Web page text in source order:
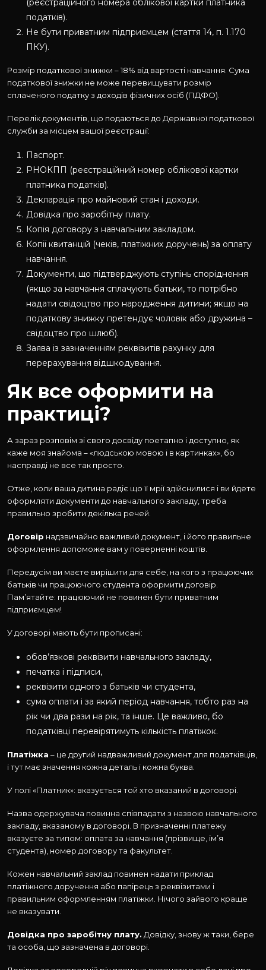
(реєстраційного номера облікової картки платника
податків).
Не бути приватним підприємцем (стаття 14, п. 1.170
ПКУ).
Розмір податкової знижки – 18% від вартості навчання. Сума
податкової знижки не може перевищувати розмір
сплаченого податку з доходів фізичних осіб (ПДФО).
Перелік документів, що подаються до Державної податкової
служби за місцем вашої реєстрації:
Паспорт.
РНОКПП (реєстраційний номер облікової картки
платника податків).
Декларація про майновий стан і доходи.
Довідка про заробітну плату.
Копія договору з навчальним закладом.
Копії квитанцій (чеків, платіжних доручень) за оплату
навчання.
Документи, що підтверджують ступінь споріднення
(якщо за навчання сплачують батьки, то потрібно
надати свідоцтво про народження дитини; якщо на
податкову знижку претендує чоловік або дружина –
свідоцтво про шлюб).
Заява із зазначенням реквізитів рахунку для
перерахування відшкодування.
Як все оформити на
практиці?
А зараз розповім зі свого досвіду поетапно і доступно, як
каже моя знайома – «людською мовою і в картинках», бо
насправді не все так просто.
Отже, коли ваша дитина радіє що її мрії здійснилися і ви йдете
оформляти документи до навчального закладу, треба
правильно зробити декілька речей.
Договір надзвичайно важливий документ, і його правильне
оформлення допоможе вам у поверненні коштів.
Передусім ви маєте вирішити для себе, на кого з працюючих
батьків чи працюючого студента оформити договір.
Пам’ятайте: працюючий не повинен бути приватним
підприємцем!
У договорі мають бути прописані:
обов’язкові реквізити навчального закладу,
печатка і підписи,
реквізити одного з батьків чи студента,
сума оплати і за який період навчання, тобто раз на
рік чи два рази на рік, та інше. Це важливо, бо
податківці перевірятимуть кількість платіжок.
Платіжка – це другий надважливий документ для податківців,
і тут має значення кожна деталь і кожна буква.
У полі «Платник»: вказується той хто вказаний в договорі.
Назва одержувача повинна співпадати з назвою навчального
закладу, вказаному в договорі. В призначенні платежу
вказуєте за типом: оплата за навчання (прізвище, ім’я
студента), номер договору та факультет.
Кожен навчальний заклад повинен надати приклад
платіжного доручення або папірець з реквізитами і
правильним оформленням платіжки. Нічого зайвого краще
не вказувати.
Довідка про заробітну плату. Довідку, знову ж таки, бере
та особа, що зазначена в договорі.